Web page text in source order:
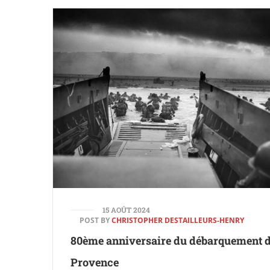
15 AOÛT 2024
POST BYCHRISTOPHER DESTAILLEURS-HENRY
80ème anniversaire du débarquement
Provence